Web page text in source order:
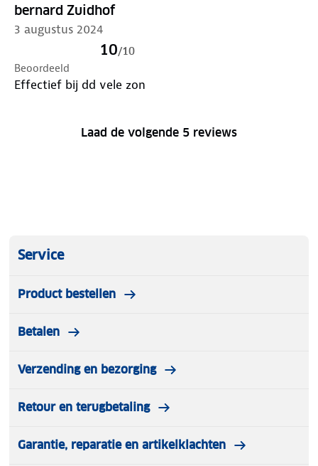
bernard Zuidhof
3 augustus 2024
10/10
Beoordeeld
Effectief bij dd vele zon
Laad de volgende 5 reviews
Service
Product bestellen
Betalen
Verzending en bezorging
Retour en terugbetaling
Garantie, reparatie en artikelklachten